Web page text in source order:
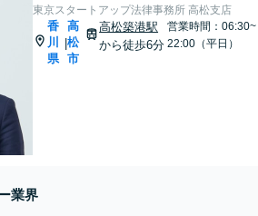
東京スタートアップ法律事務所 高松支店
香
川
県
|
高
松
市
高松築港駅
から徒歩6分
営業時間：06:30~
22:00（平日）
業界